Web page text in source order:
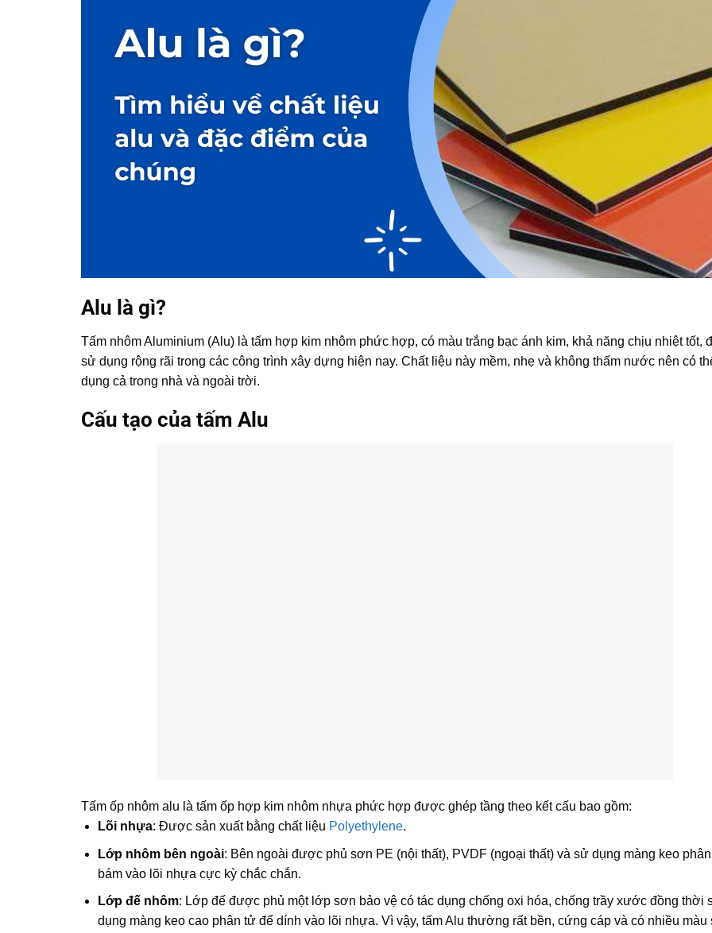
Alu là gì?
Tấm nhôm Aluminium (Alu) là tấm hợp kim nhôm phức hợp, có màu trắng bạc ánh kim, khả năng chịu nhiệt tốt,
sử dụng rộng rãi trong các công trình xây dựng hiện nay. Chất liệu này mềm, nhẹ và không thấm nước nên có
dụng cả trong nhà và ngoài trời.
Cấu tạo của tấm Alu
Tấm ốp nhôm alu là tấm ốp hợp kim nhôm nhựa phức hợp được ghép tầng theo kết cấu bao gồm:
Lõi nhựa: Được sản xuất bằng chất liệu Polyethylene.
Lớp nhôm bên ngoài: Bên ngoài được phủ sơn PE (nội thất), PVDF (ngoại thất) và sử dụng màng keo
bám vào lõi nhựa cực kỳ chắc chắn.
Lớp đế nhôm: Lớp đế được phủ một lớp sơn bảo vệ có tác dụng chống oxi hóa, chống trầy xước đồng thời
dụng màng keo cao phân tử để dính vào lõi nhựa. Vì vậy, tấm Alu thường rất bền, cứng cáp và có nhiều màu